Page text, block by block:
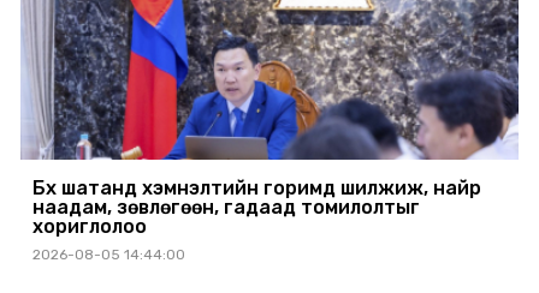
Бүх шатанд хэмнэлтийн горимд шилжиж, найр
наадам, зөвлөгөөн, гадаад томилолтыг
хориглолоо
2026-08-05 14:44:00